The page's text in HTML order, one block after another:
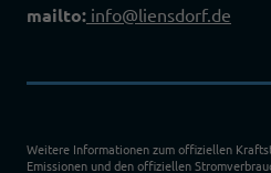
mailto: info@liensdorf.de
Weitere Informationen zum offiziellen
Emissionen und den offiziellen